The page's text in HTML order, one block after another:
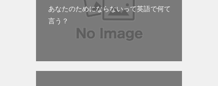
あなたのためにならないって英語で何て
言う？